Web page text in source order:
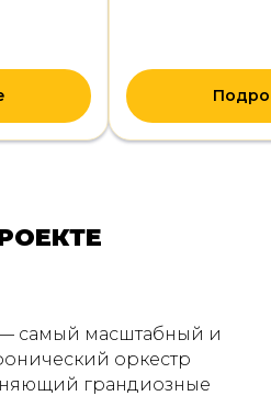
самый масштабный и
оркестр
грандиозные